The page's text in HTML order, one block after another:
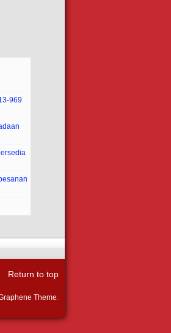
969
Return to top
Theme.